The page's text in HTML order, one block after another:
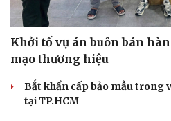
Khởi tố vụ án buôn bán
mạo thương hiệu
Bắt khẩn cấp bảo mẫu trong
tại TP.HCM